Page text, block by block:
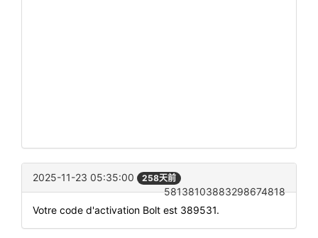
2025-11-23 05:35:00 258天前
58138103883298674818
Votre code d'activation Bolt est 389531.